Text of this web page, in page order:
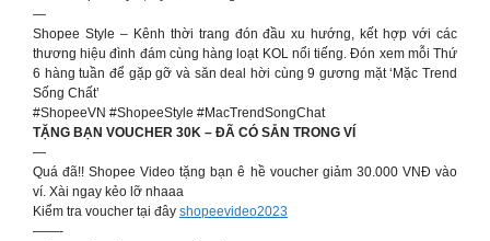
—
Shopee Style – Kênh thời trang đón đầu xu hướng, kết hợp với các
thương hiệu đình đám cùng hàng loạt KOL nổi tiếng. Đón xem mỗi Thứ
6 hàng tuần để gặp gỡ và săn deal hời cùng 9 gương mặt ‘Mặc Trend
Sống Chất’
#ShopeeVN #ShopeeStyle #MacTrendSongChat
TẶNG BẠN VOUCHER 30K – ĐÃ CÓ SẴN TRONG VÍ
—
Quá đã!! Shopee Video tặng bạn ê hề voucher giảm 30.000 VNĐ vào
ví. Xài ngay kẻo lỡ nhaaa
Kiểm tra voucher tại đây shopeevideo2023
——-